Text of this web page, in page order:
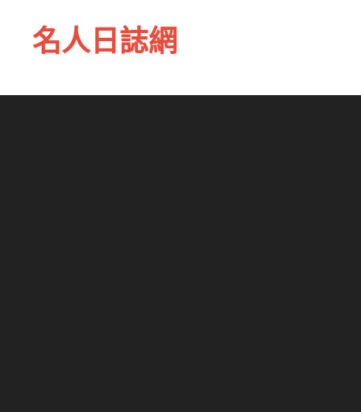
名人日誌網